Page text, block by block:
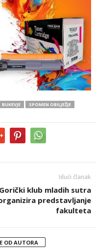
BUKEVJE
SPOMEN OBILJEŽJE
Idući članak
Gorički klub mladih sutra
predstavljanje
fakulteta
OD AUTORA